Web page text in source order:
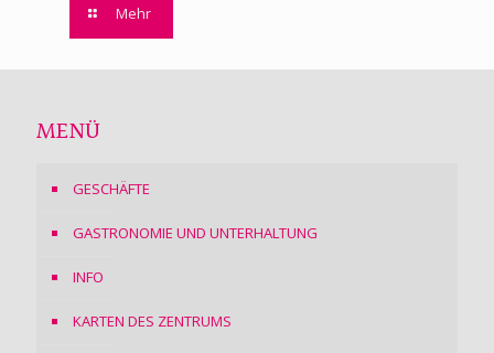
Mehr
MENÜ
GESCHÄFTE
GASTRONOMIE UND UNTERHALTUNG
INFO
KARTEN DES ZENTRUMS